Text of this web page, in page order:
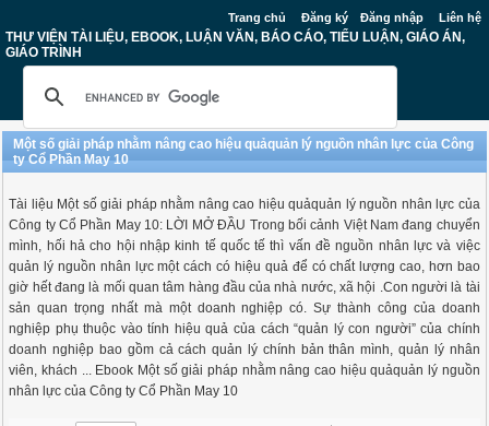
Trang chủ Đăng ký Đăng nhập Liên hệ
THƯ VIỆN TÀI LIỆU, EBOOK, LUẬN VĂN, BÁO CÁO, TIỂU LUẬN, GIÁO ÁN,
GIÁO TRÌNH
Một số giải pháp nhằm nâng cao hiệu quảquản lý nguồn nhân lực của Công
ty Cổ Phần May 10
Tài liệu Một số giải pháp nhằm nâng cao hiệu quảquản lý nguồn nhân lực của
Công ty Cổ Phần May 10: LỜI MỞ ĐẦU Trong bối cảnh Việt Nam đang chuyển
mình, hối hả cho hội nhập kinh tế quốc tế thì vấn đề nguồn nhân lực và việc
quản lý nguồn nhân lực một cách có hiệu quả để có chất lượng cao, hơn bao
giờ hết đang là mối quan tâm hàng đầu của nhà nước, xã hội .Con người là tài
sản quan trọng nhất mà một doanh nghiệp có. Sự thành công của doanh
nghiệp phụ thuộc vào tính hiệu quả của cách “quản lý con người” của chính
doanh nghiệp bao gồm cả cách quản lý chính bản thân mình, quản lý nhân
viên, khách ... Ebook Một số giải pháp nhằm nâng cao hiệu quảquản lý nguồn
nhân lực của Công ty Cổ Phần May 10